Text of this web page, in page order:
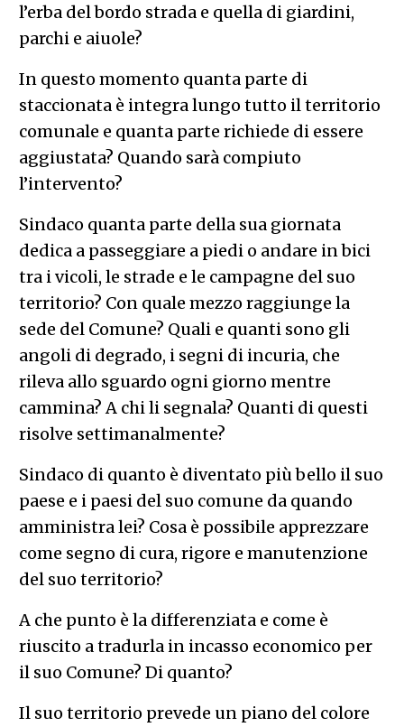
l’erba del bordo strada e quella di giardini,
parchi e aiuole?
In questo momento quanta parte di
staccionata è integra lungo tutto il territorio
comunale e quanta parte richiede di essere
aggiustata? Quando sarà compiuto
l’intervento?
Sindaco quanta parte della sua giornata
dedica a passeggiare a piedi o andare in bici
tra i vicoli, le strade e le campagne del suo
territorio? Con quale mezzo raggiunge la
sede del Comune? Quali e quanti sono gli
angoli di degrado, i segni di incuria, che
rileva allo sguardo ogni giorno mentre
cammina? A chi li segnala? Quanti di questi
risolve settimanalmente?
Sindaco di quanto è diventato più bello il suo
paese e i paesi del suo comune da quando
amministra lei? Cosa è possibile apprezzare
come segno di cura, rigore e manutenzione
del suo territorio?
A che punto è la differenziata e come è
riuscito a tradurla in incasso economico per
il suo Comune? Di quanto?
Il suo territorio prevede un piano del colore